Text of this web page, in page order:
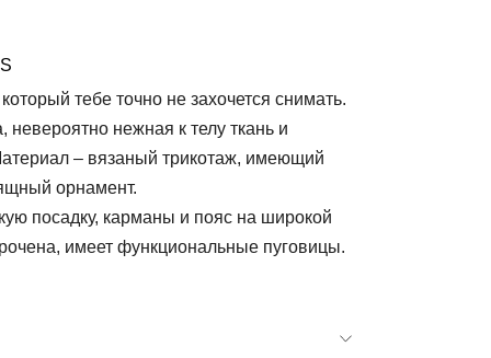
тебе точно не захочется снимать.
невероятно нежная к телу ткань и
– вязаный трикотаж, имеющий
орнамент.
посадку, карманы и пояс на широкой
имеет функциональные пуговицы.